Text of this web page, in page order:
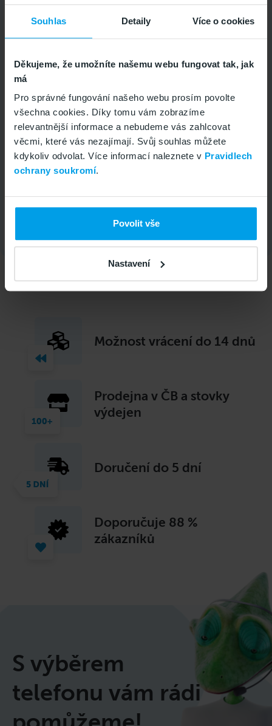
Souhlas Detaily Více o cookies
Děkujeme, že umožníte našemu webu fungovat tak, jak
má
Pro správné fungování našeho webu prosím povolte
všechna cookies. Díky tomu vám zobrazíme
relevantnější informace a nebudeme vás zahlcovat
věcmi, které vás nezajímají. Svůj souhlas můžete
kdykoliv odvolat. Více informací naleznete v Pravidlech
ochrany soukromí.
Povolit vše
Nastavení
1
Pošlete ze svého GoMobil čísla zdarma SMS ve
2
Zadejte kód v objednávce
Obdržíte v SMS slevový kód, který zadáte
Přehrát video - Jak funguje sleva
Možnost vrácení do 14 dnů
Prodejna v ČB a stovky
výdejen
Doručení do 5 dní
Doporučuje 88 %
zákazníků
S výběrem
telefonu vám rádi